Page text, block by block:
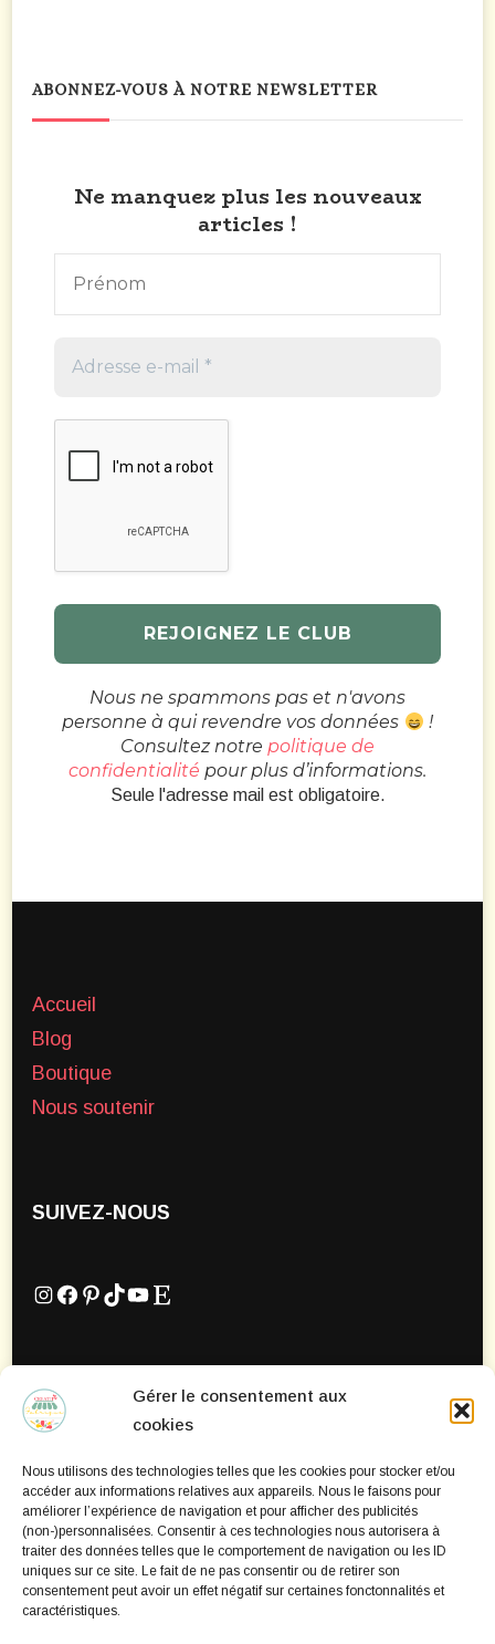
Gérer le consentement aux
cookies
Nous utilisons des technologies telles que les cookies pour stocker et/ou
accéder aux informations relatives aux appareils. Nous le faisons pour
améliorer l’expérience de navigation et pour afficher des publicités
(non-)personnalisées. Consentir à ces technologies nous autorisera à
traiter des données telles que le comportement de navigation ou les ID
uniques sur ce site. Le fait de ne pas consentir ou de retirer son
consentement peut avoir un effet négatif sur certaines fonctonnalités et
caractéristiques.
ABONNEZ-VOUS À NOTRE NEWSLETTER
Ne manquez plus les nouveaux
articles !
Nous ne spammons pas et n'avons
personne à qui revendre vos données
!
Consultez notre politique de
confidentialité pour plus d’informations.
Seule l'adresse mail est obligatoire.
Accueil
Blog
Boutique
Nous soutenir
SUIVEZ-NOUS
Instagram
Facebook
Pinterest
TikTok
YouTube
Mentions Légales
Politique de cookies